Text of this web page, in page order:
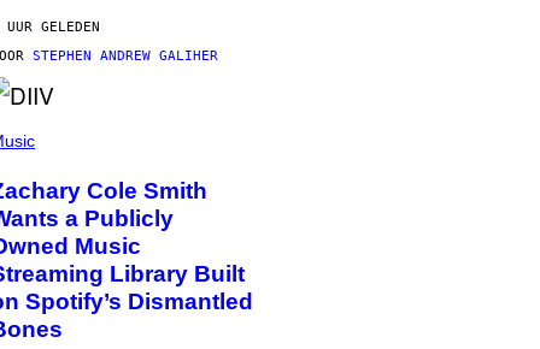
UUR GELEDEN
STEPHEN ANDREW GALIHER
Cole Smith
a Publicly
Music
Library Built
Spotify’s Dismantled